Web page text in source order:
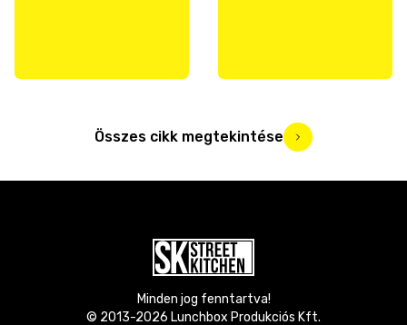
Összes cikk megtekintése
Minden jog fenntartva!
© 2013-2026 Lunchbox Produkciós Kft.